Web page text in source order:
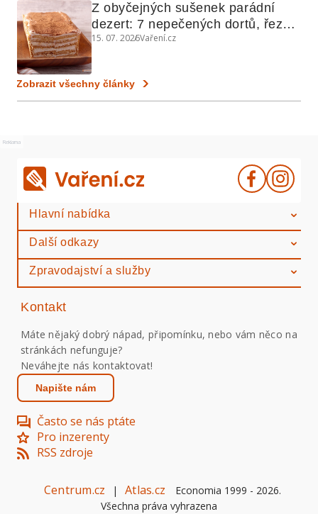
Z obyčejných sušenek parádní
dezert: 7 nepečených dortů, řezů
a koláčů
15. 07. 2026Vaření.cz
Zobrazit všechny články
Reklama
Hlavní nabídka
Další odkazy
Zpravodajství a služby
Kontakt
Máte nějaký dobrý nápad, připomínku, nebo vám něco na
stránkách nefunguje?
Neváhejte nás kontaktovat!
Napište nám
Často se nás ptáte
Pro inzerenty
RSS zdroje
Centrum.cz | Atlas.cz Economia 1999 - 2026.
Všechna práva vyhrazena